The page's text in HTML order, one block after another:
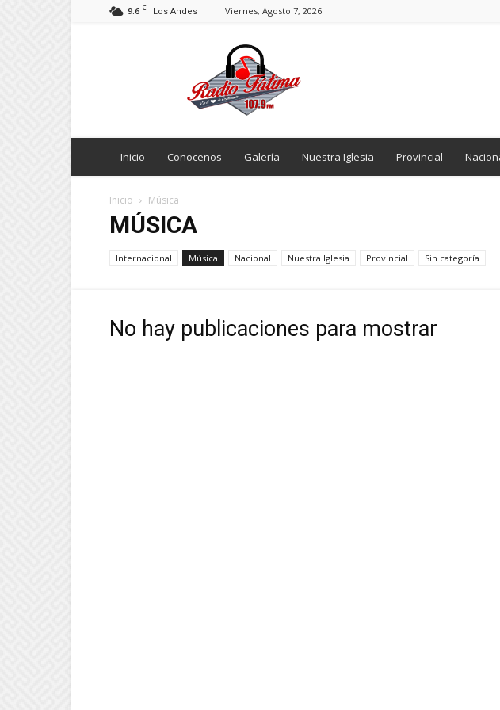
9.6 C Los Andes Viernes, Agosto 7, 2026
Inicio Conocenos Galería Nuestra Iglesia Provincial
Inicio Música
MÚSICA
Internacional Música Nacional Nuestra Iglesia Provincial Sin categoría
No hay publicaciones para mostrar